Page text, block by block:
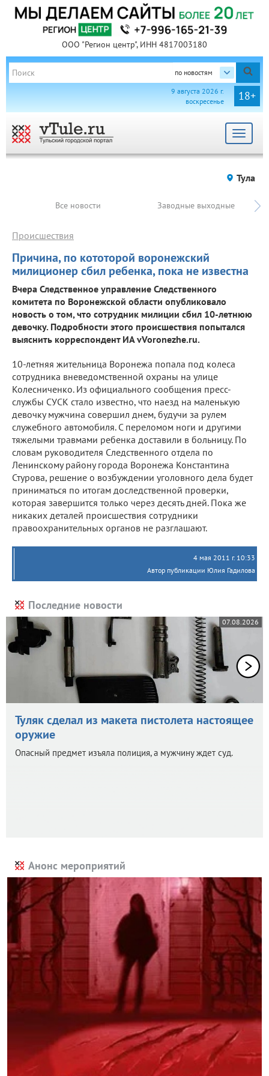
ООО "Регион центр", ИНН 4817003180
по новостям
18+
9 августа 2026 г.
воскресенье
Toggle
Тула
Все новости Заводные выходные
Причина, по кототорой воронежский
милиционер сбил ребенка, пока не известна
Происшествия
Вчера Следственное управление Следственного
комитета по Воронежской области опубликовало
новость о том, что сотрудник милиции сбил 10-летнюю
девочку. Подробности этого происшествия попытался
выяснить корреспондент ИА vVoronezhe.ru.
10-летняя жительница Воронежа попала под колеса
сотрудника вневедомственной охраны на улице
Колесниченко. Из официального сообщения пресс-
службы СУСК стало известно, что наезд на маленькую
девочку мужчина совершил днем, будучи за рулем
служебного автомобиля. С переломом ноги и другими
тяжелыми травмами ребенка доставили в больницу. По
словам руководителя Следственного отдела по
Ленинскому району города Воронежа Константина
Стурова, решение о возбуждении уголовного дела будет
приниматься по итогам доследственной проверки,
которая завершится только через десять дней. Пока же
никаких деталей происшествия сотрудники
правоохранительных органов не разглашают.
4 мая 2011 г. 10:33
Автор публикации Юлия Гадилова
Последние новости
07.08.2026
Туляк сделал из макета пистолета настоящее
оружие
Опасный предмет изъяла полиция, а мужчину ждет суд.
Анонс мероприятий